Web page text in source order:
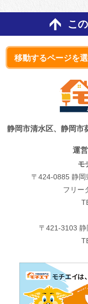
こ
静岡市清水区、静岡市
運
モ
〒424-0885 静
フリー
〒421-3103 静